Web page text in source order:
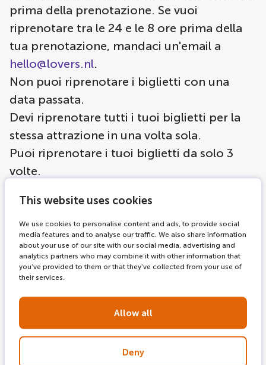
This website uses cookies
We use cookies to personalise content and ads, to provide social
media features and to analyse our traffic. We also share information
about your use of our site with our social media, advertising and
analytics partners who may combine it with other information that
you’ve provided to them or that they’ve collected from your use of
their services.
Allow all
Deny
prima della prenotazione. Se vuoi
riprenotare tra le 24 e le 8 ore prima della
tua prenotazione, mandaci un'email a
hello@lovers.nl.
Non puoi riprenotare i biglietti con una
data passata.
Devi riprenotare tutti i tuoi biglietti per la
stessa attrazione in una volta sola.
Puoi riprenotare i tuoi biglietti da solo 3
volte.
Come funziona?
Inserisci il tuo indirizzo email (deve essere lo
stesso indirizzo email con cui hai effettuato
l'ordine originale).
Inserisci il riferimento del tuo ordine (puoi
trovare questo numero sui tuoi biglietti).
Clicca su "cambiare".
Scegli la nuova data e ora.